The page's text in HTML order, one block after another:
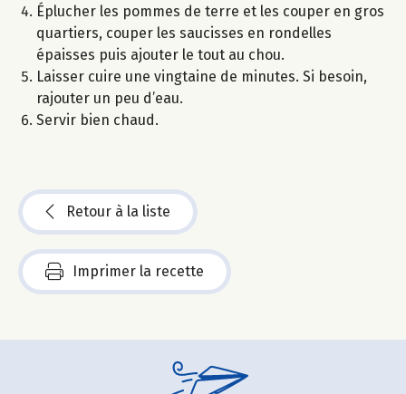
Éplucher les pommes de terre et les couper en gros
quartiers, couper les saucisses en rondelles
épaisses puis ajouter le tout au chou.
Laisser cuire une vingtaine de minutes. Si besoin,
rajouter un peu d’eau.
Servir bien chaud.
Retour à la liste
Imprimer la recette